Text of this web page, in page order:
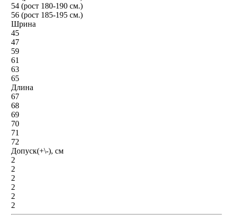
54 (рост 180-190 см.)
56 (рост 185-195 см.)
Шрина
45
47
59
61
63
65
Длина
67
68
69
70
71
72
Допуск(+\-), см
2
2
2
2
2
2